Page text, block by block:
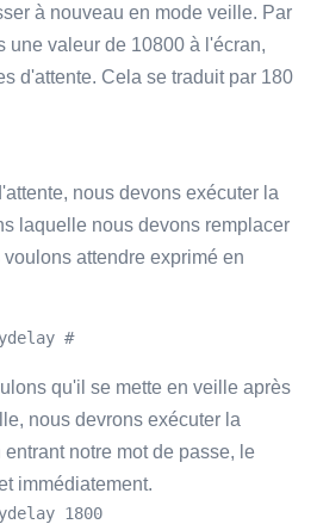
à nouveau en mode veille. Par
une valeur de 10800 à l'écran,
d'attente. Cela se traduit par 180
nous devons exécuter la
laquelle nous devons remplacer
attendre exprimé en
#
qu'il se mette en veille après
nous devrons exécuter la
notre mot de passe, le
immédiatement.
1800